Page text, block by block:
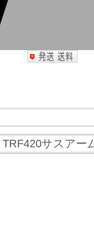
サスアー